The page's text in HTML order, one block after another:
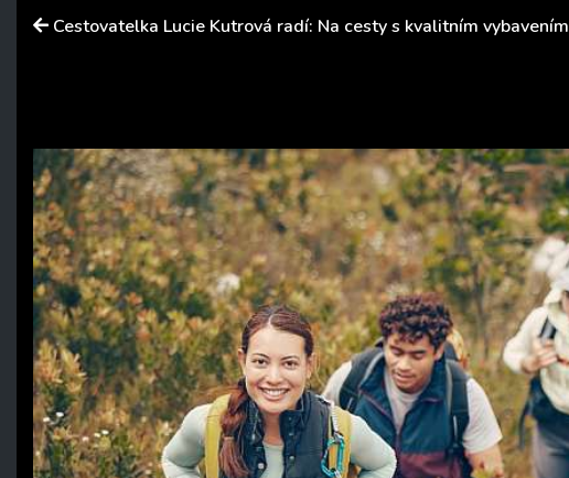
Cestovatelka Lucie Kutrová radí: Na cesty s kvalitním vybavením